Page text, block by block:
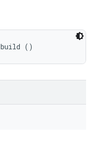
build ()